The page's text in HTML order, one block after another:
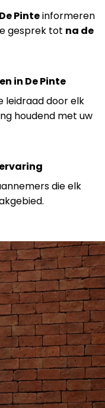
Pinteinformeren
gesprek tot na de
in De Pinte
leidraad door elk
houdend met uw
die elk